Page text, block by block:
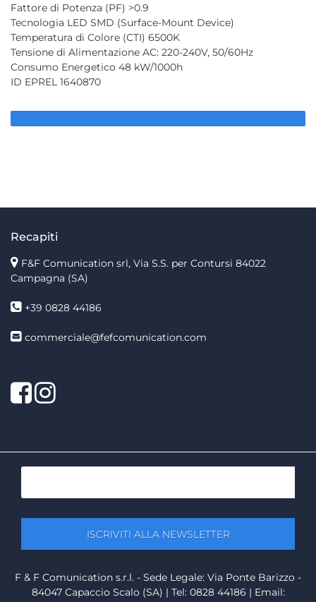
Fattore di Potenza (PF) >0.9
Tecnologia LED SMD (Surface-Mount Device)
Temperatura di Colore (CTI) 6500K
Tensione di Alimentazione AC: 220-240V, 50/60Hz
Consumo Energetico 48 kW/1000h
ID EPREL 1640870
Recapiti
F&F Comunication srl, Via S.S. per Contursi 84022
Campagna (SA)
+39 0828 44186
commerciale@fefcomunication.com
Facebook
Twitter
F & F Comunication s.r.l. - Sede Legale: Via Ponte Barizzo -
84047 Capaccio Scalo (SA) | Tel: 0828 44186 | Email: